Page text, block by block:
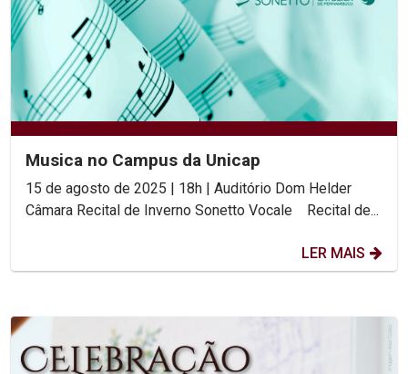
Musica no Campus da Unicap
15 de agosto de 2025 | 18h | Auditório Dom Helder
Câmara Recital de Inverno Sonetto Vocale Recital de...
LER MAIS